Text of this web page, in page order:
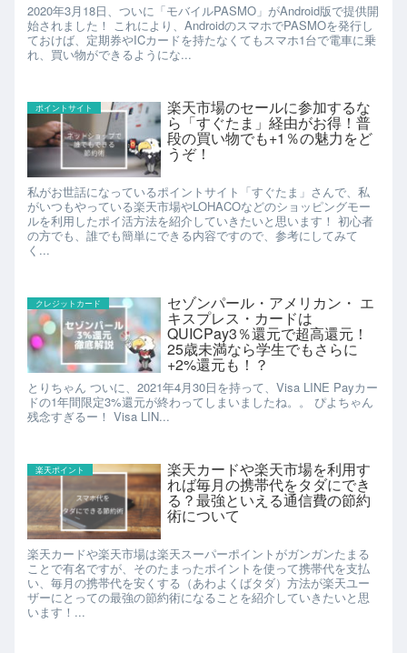
2020年3月18日、ついに「モバイルPASMO」がAndroid版で提供開
始されました！ これにより、AndroidのスマホでPASMOを発行し
ておけば、定期券やICカードを持たなくてもスマホ1台で電車に乗
れ、買い物ができるようにな...
ポイントサイト 楽天市場のセールに参加するな
ら「すぐたま」経由がお得！普
段の買い物でも+1％の魅力をど
うぞ！
私がお世話になっているポイントサイト「すぐたま」さんで、私
がいつもやっている楽天市場やLOHACOなどのショッピングモー
ルを利用したポイ活方法を紹介していきたいと思います！ 初心者
の方でも、誰でも簡単にできる内容ですので、参考にしてみて
く...
クレジットカード セゾンパール・アメリカン・ エ
キスプレス・カードは
QUICPay3％還元で超高還元！
25歳未満なら学生でもさらに
+2%還元も！？
とりちゃん ついに、2021年4月30日を持って、Visa LINE Payカー
ドの1年間限定3%還元が終わってしまいましたね。。 ぴよちゃん
残念すぎるー！ Visa LIN...
楽天ポイント 楽天カードや楽天市場を利用す
れば毎月の携帯代をタダにでき
る？最強といえる通信費の節約
術について
楽天カードや楽天市場は楽天スーパーポイントがガンガンたまる
ことで有名ですが、そのたまったポイントを使って携帯代を支払
い、毎月の携帯代を安くする（あわよくばタダ）方法が楽天ユー
ザーにとっての最強の節約術になることを紹介していきたいと思
います！...